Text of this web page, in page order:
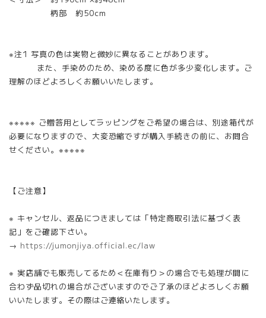
柄部 約50cm
※注1 写真の色は実物と微妙に異なることがあります。
また、手染めのため、染める度に色が多少変化します。ご
理解のほどよろしくお願いいたします。
※※※※※ ご贈答用としてラッピングをご希望の場合は、別途箱代が
必要になりますので、大変恐縮ですが購入手続きの前に、お問合
せください。※※※※※
【ご注意】
※ キャンセル、返品につきましては「特定商取引法に基づく表
記」をご確認下さい。
→ https://jumonjiya.official.ec/law
※ 実店舗でも販売してるため＜在庫有り＞の場合でも処理が間に
合わず品切れの場合がございますのでご了承のほどよろしくお願
いいたします。その際はご連絡いたします。